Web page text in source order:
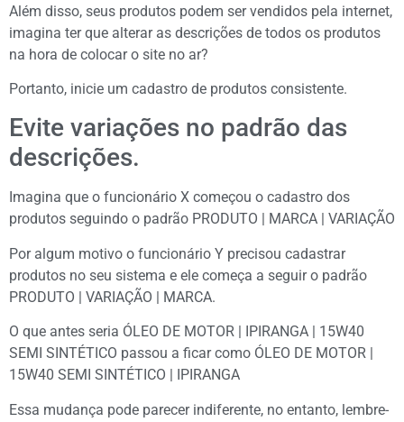
Além disso, seus produtos podem ser vendidos pela internet,
imagina ter que alterar as descrições de todos os produtos
na hora de colocar o site no ar?
Portanto, inicie um cadastro de produtos consistente.
Evite variações no padrão das
descrições.
Imagina que o funcionário X começou o cadastro dos
produtos seguindo o padrão PRODUTO | MARCA | VARIAÇÃO
Por algum motivo o funcionário Y precisou cadastrar
produtos no seu sistema e ele começa a seguir o padrão
PRODUTO | VARIAÇÃO | MARCA.
O que antes seria ÓLEO DE MOTOR | IPIRANGA | 15W40
SEMI SINTÉTICO passou a ficar como ÓLEO DE MOTOR |
15W40 SEMI SINTÉTICO | IPIRANGA
Essa mudança pode parecer indiferente, no entanto, lembre-